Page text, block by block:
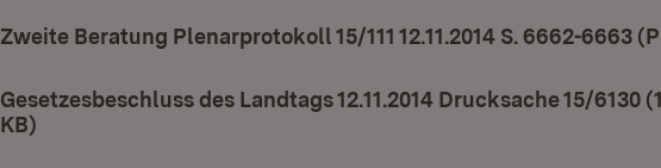
Download:
Zweite Beratung Plenarprotokoll 15/111 12.11.2014 S. 6662-6663
Download:
Gesetzesbeschluss des Landtags 12.11.2014 Drucksache 15/6130
KB)